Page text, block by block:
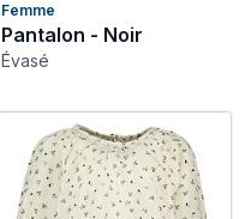
Femme
Pantalon - Noir
Évasé